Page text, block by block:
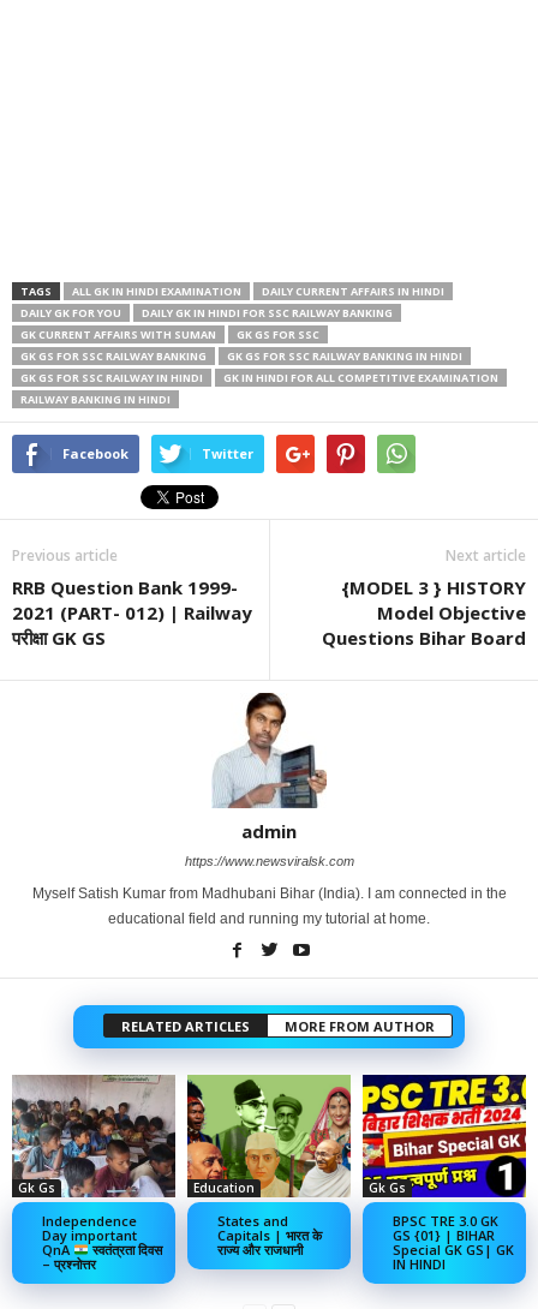
TAGS ALL GK IN HINDI EXAMINATION
DAILY CURRENT AFFAIRS IN HINDI
DAILY GK FOR YOU
DAILY GK IN HINDI FOR SSC RAILWAY BANKING
GK CURRENT AFFAIRS WITH SUMAN
GK GS FOR SSC
GK GS FOR SSC RAILWAY BANKING
GK GS FOR SSC RAILWAY BANKING IN HINDI
GK GS FOR SSC RAILWAY IN HINDI
GK IN HINDI FOR ALL COMPETITIVE EXAMINATION
RAILWAY BANKING IN HINDI
Facebook Twitter
Previous article
RRB Question Bank 1999-
2021 (PART- 012) | Railway
परीक्षा GK GS
Next article
{MODEL 3 } HISTORY
Model Objective
Questions Bihar Board
admin
https://www.newsviralsk.com
Myself Satish Kumar from Madhubani Bihar (India). I am connected in the
educational field and running my tutorial at home.
RELATED ARTICLES MORE FROM AUTHOR
Gk Gs
Independence
Day important
QnA
स्वतंत्रता दिवस
– प्रश्नोत्तर
Education
States and
Capitals | भारत के
राज्य और राजधानी
Gk Gs
BPSC TRE 3.0 GK
GS {01} | BIHAR
Special GK GS| GK
IN HINDI